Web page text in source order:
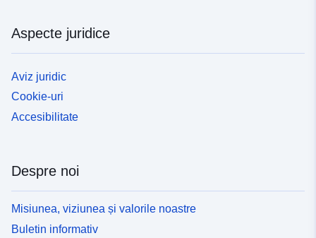
Aspecte juridice
Aviz juridic
Cookie-uri
Accesibilitate
Despre noi
Misiunea, viziunea și valorile noastre
Buletin informativ